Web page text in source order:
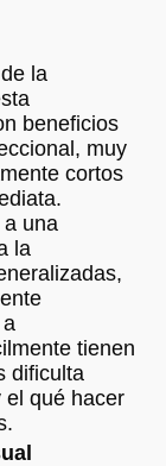
la
beneficios
muy
cortos
a una
la
tienen
dificulta
el qué hacer